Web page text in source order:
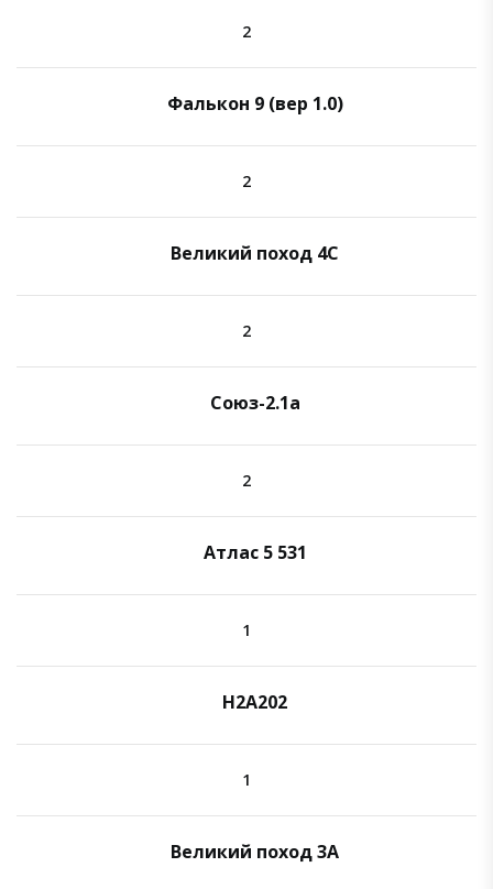
2
Фалькон 9 (вер 1.0)
2
Великий поход 4C
2
Союз-2.1а
2
Атлас 5 531
1
H2A202
1
Великий поход 3A